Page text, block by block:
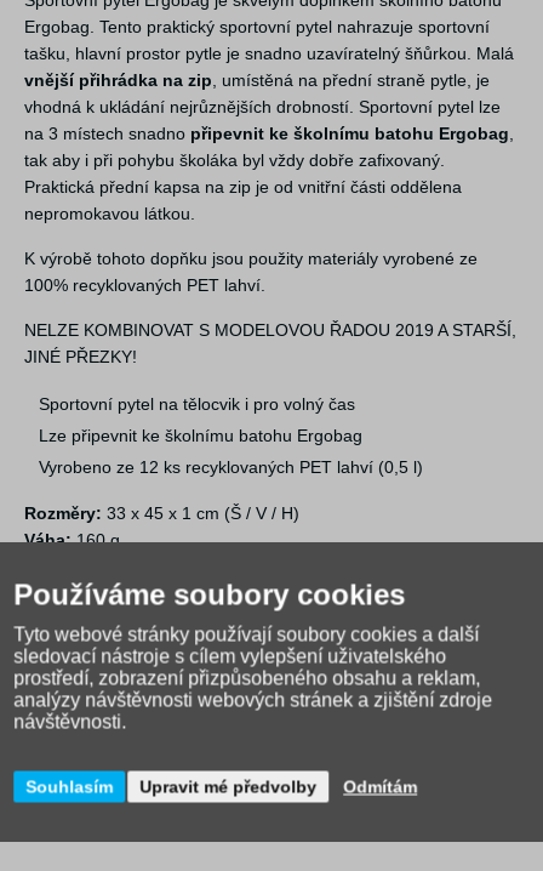
Ergobag. Tento praktický sportovní pytel nahrazuje sportovní
tašku, hlavní prostor pytle je snadno uzavíratelný šňůrkou. Malá
vnější přihrádka na zip, umístěná na přední straně pytle, je
vhodná k ukládání nejrůznějších drobností. Sportovní pytel lze
na 3 místech snadno připevnit ke školnímu batohu Ergobag,
tak aby i při pohybu školáka byl vždy dobře zafixovaný.
Praktická přední kapsa na zip je od vnitřní části oddělena
nepromokavou látkou.
K výrobě tohoto dopňku jsou použity materiály vyrobené ze
100% recyklovaných PET lahví.
NELZE KOMBINOVAT S MODELOVOU ŘADOU 2019 A STARŠÍ,
JINÉ PŘEZKY!
Sportovní pytel na tělocvik i pro volný čas
Lze připevnit ke školnímu batohu Ergobag
Vyrobeno ze 12 ks recyklovaných PET lahví (0,5 l)
Rozměry: 33 x 45 x 1 cm (Š / V / H)
Váha:160 g
Používáme soubory cookies
Tyto webové stránky používají soubory cookies a další
sledovací nástroje s cílem vylepšení uživatelského
prostředí, zobrazení přizpůsobeného obsahu a reklam,
analýzy návštěvnosti webových stránek a zjištění zdroje
návštěvnosti.
Souhlasím Upravit mé předvolby Odmítám